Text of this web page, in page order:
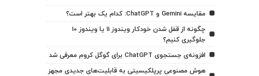
مقایسه Gemini و ChatGPT: کدام یک بهتر است؟
چگونه از قفل شدن خودکار ویندوز 11 یا ویندوز 10
جلوگیری کنیم؟
افزونه‌ی جستجوی ChatGPT برای گوگل کروم معرفی شد
هوش مصنوعی پرپلکیسیتی به قابلیت‌های جدیدی مجهز